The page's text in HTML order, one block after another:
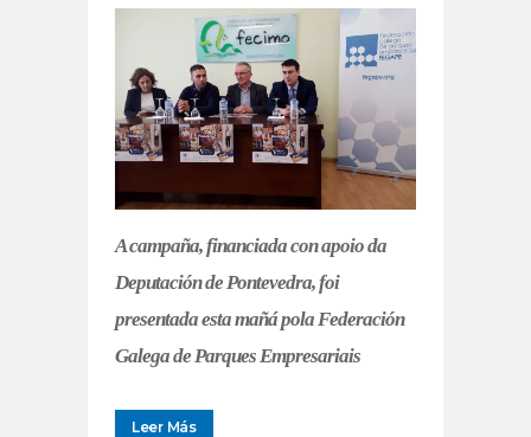
A campaña, financiada con apoio da
Deputación de Pontevedra, foi
presentada esta mañá pola Federación
Galega de Parques Empresariais
Leer Más